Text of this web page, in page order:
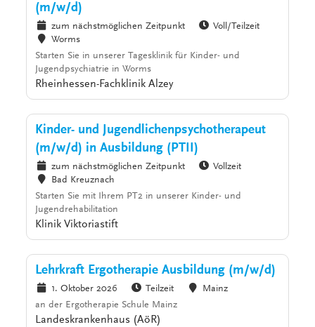
(m/w/d)
zum nächstmöglichen Zeitpunkt
Voll/Teilzeit
Worms
Starten Sie in unserer Tagesklinik für Kinder- und
Jugendpsychiatrie in Worms
Rheinhessen-Fachklinik Alzey
Kinder- und Jugendlichenpsychotherapeut
(m/w/d) in Ausbildung (PTII)
zum nächstmöglichen Zeitpunkt
Vollzeit
Bad Kreuznach
Starten Sie mit Ihrem PT2 in unserer Kinder- und
Jugendrehabilitation
Klinik Viktoriastift
Lehrkraft Ergotherapie Ausbildung (m/w/d)
1. Oktober 2026 Teilzeit
Mainz
an der Ergotherapie Schule Mainz
Landeskrankenhaus (AöR)